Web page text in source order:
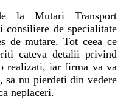
la Mutari Transport
consiliere de specialitate
de mutare. Tot ceea ce
cateva detalii privind
realizati, iar firma va va
sa nu pierdeti din vedere
neplaceri.